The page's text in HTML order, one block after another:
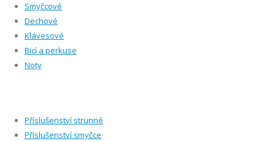
Smyčcové
Dechové
Klávesové
Bicí a perkuse
Noty
Příslušenství strunné
Příslušenství smyčce